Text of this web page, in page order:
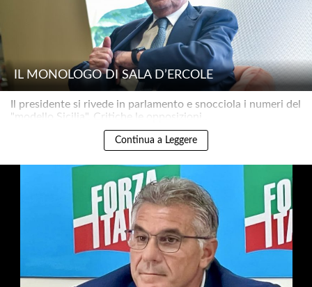
IL MONOLOGO DI SALA D’ERCOLE
Il presidente si rivede in parlamento e snocciola i numeri del
"modello Sicilia". Critiche le opposizioni..
Continua a Leggere